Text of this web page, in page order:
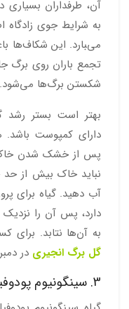
آن، طرفداران
به شرایط جوی زادگاه
می‌‍بارد. این شکاف‌ها
تجمع باران روی برگ
شکستن برگ‌ها می‌شود.
بهتر است بستر رشد
دارای کمپوست باشد.
پس از خشک شدن خاک
نباید خاک بیش از
آب دهید. گیاه برای
دارد، پس آن را نزدیک
به آن‌ها نتابد. برای
گل برگ انجیری در
3. سینگونیوم پودوفیلوم